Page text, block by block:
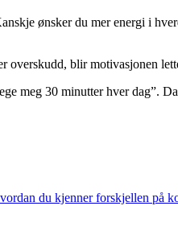
ønsker du mer energi i
overskudd, blir motivasjonen
meg 30 minutter hver dag”.
du kjenner forskjellen på